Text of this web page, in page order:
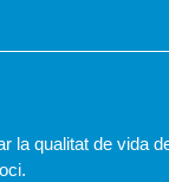
la qualitat de vida